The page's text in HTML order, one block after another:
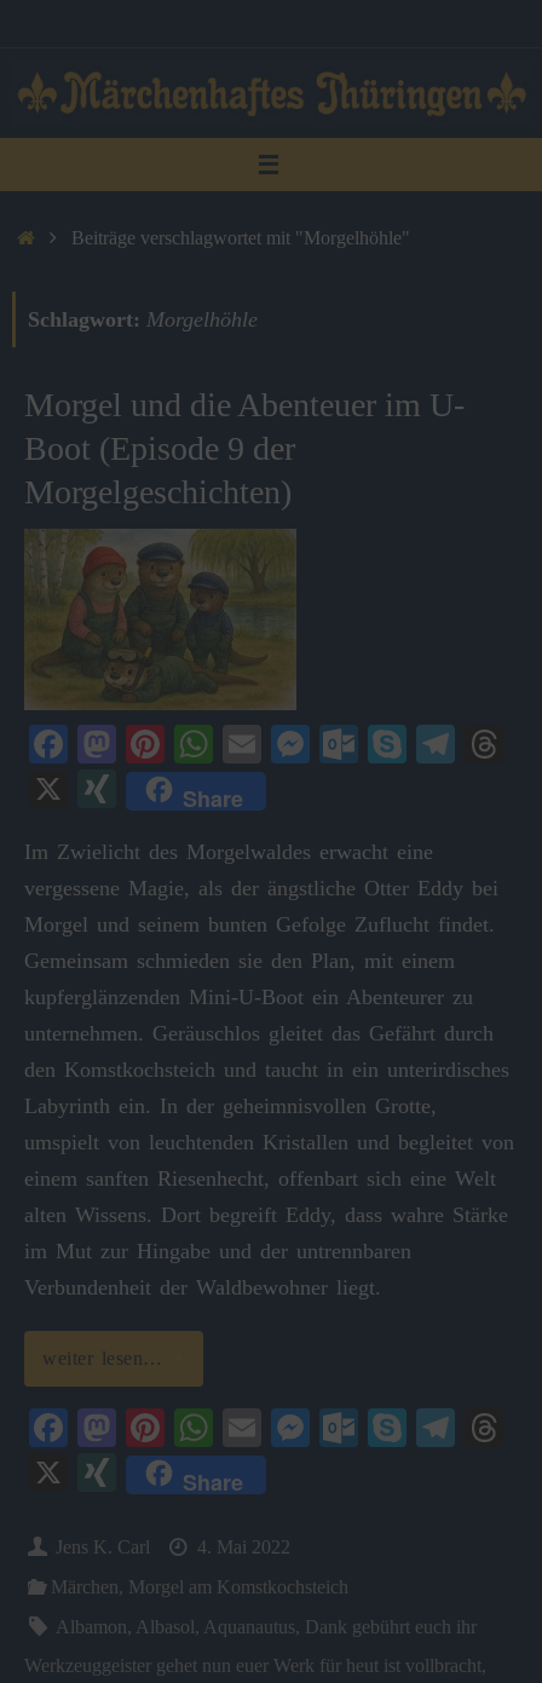
springen
StartBeiträge verschlagwortet mit "Morgelhöhle"
Schlagwort: Morgelhöhle
Morgel und die Abenteuer im U-
Boot (Episode 9 der
Morgelgeschichten)
Fa
ce
ok
M
as
to
do
n
Pi
nt
er
es
t
W
ha
ts
A
pp
E
m
ail
M
ng
er
O
ok
.c
o
m
S
Te
m
X
X
N
G
Share
Im Zwielicht des Morgelwaldes erwacht eine
vergessene Magie, als der ängstliche Otter Eddy bei
Morgel und seinem bunten Gefolge Zuflucht findet.
Gemeinsam schmieden sie den Plan, mit einem
kupferglänzenden Mini-U-Boot ein Abenteurer zu
unternehmen. Geräuschlos gleitet das Gefährt durch
den Komstkochsteich und taucht in ein unterirdisches
Labyrinth ein. In der geheimnisvollen Grotte,
umspielt von leuchtenden Kristallen und begleitet von
einem sanften Riesenhecht, offenbart sich eine Welt
alten Wissens. Dort begreift Eddy, dass wahre Stärke
im Mut zur Hingabe und der untrennbaren
Verbundenheit der Waldbewohner liegt.
weiter lesen…
Fa
ce
ok
M
as
to
do
n
Pi
nt
er
es
t
W
ha
ts
A
pp
E
m
ail
M
er
O
o
m
S
Te
X
X
N
G
Share
Jens K. Carl
4. Mai 2022
Märchen, Morgel am Komstkochsteich
Albamon, Albasol, Aquanautus, Dank gebührt euch ihr
Werkzeuggeister gehet nun euer Werk für heut ist vollbracht,